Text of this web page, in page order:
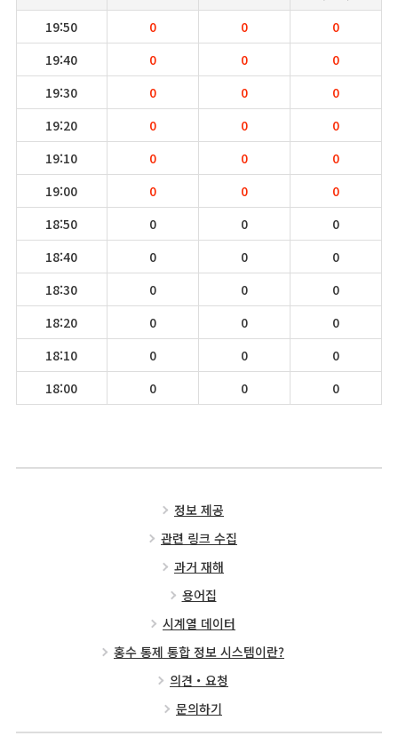
19:50
0 0
0
19:40
0 0
0
19:30
0 0
0
19:20
0 0
0
19:10
0 0
0
19:00
0 0
0
18:50
0 0
0
18:40
0 0
0
18:30
0 0
0
18:20
0 0
0
18:10
0 0
0
18:00
0 0 0
정보 제공
관련 링크 수집
과거 재해
용어집
시계열 데이터
홍수 통제 통합 정보 시스템이란?
의견・요청
문의하기